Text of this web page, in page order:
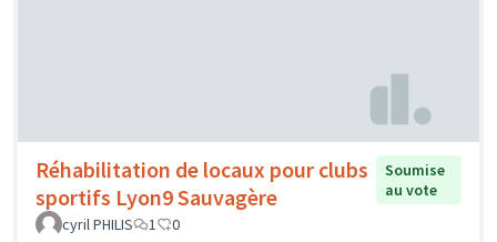
Réhabilitation de locaux pour clubs
sportifs Lyon9 Sauvagère
Soumise
au vote
cyril PHILIS
1 0